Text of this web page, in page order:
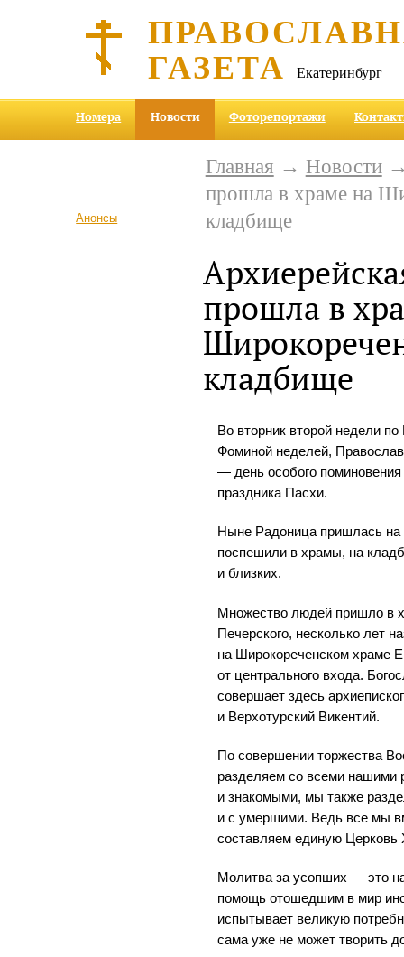
ГАЗЕТА Екатеринбург
Номера Новости Фоторепортажи
Анонсы
Главная → Новости→
прошла в храме на
кладбище
прошла в
кладбище
Во вторник второй недели
Фоминой неделей,
— день особого
праздника Пасхи.
Ныне Радоница пришлась на
поспешили в храмы, на
и близких.
Множество людей пришло в
Печерского, несколько лет
на Широкореченском храме
от центрального входа.
совершает здесь
и Верхотурский Викентий.
По совершении торжества
разделяем со всеми нашими
и знакомыми, мы также
и с умершими. Ведь все мы
составляем единую Церковь
Молитва за усопших — это
помощь отошедшим в мир
испытывает великую
сама уже не может творить